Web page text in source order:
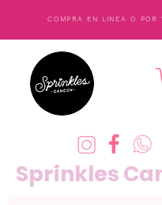
COMPRA EN LINEA O POR
Sprinkles